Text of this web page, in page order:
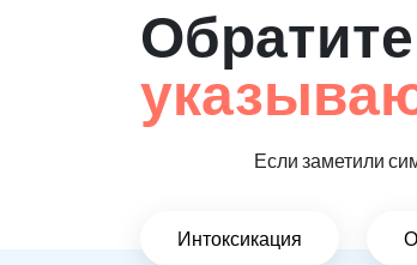
Если заметили
Интоксикация